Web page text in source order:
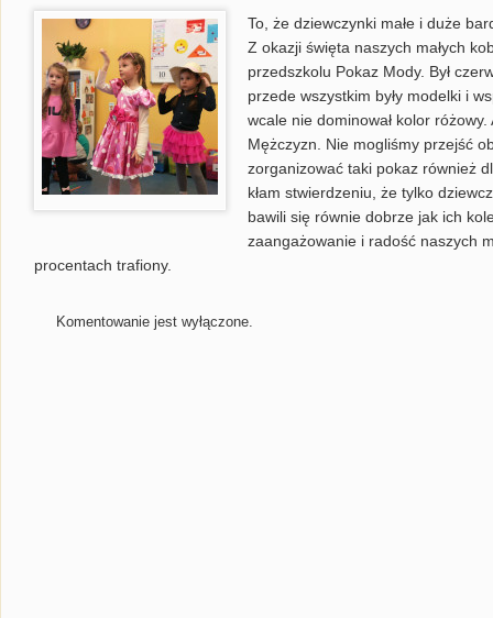
To, że dziewczynki małe i duże
Z okazji święta naszych małych
przedszkolu Pokaz Mody. Był
przede wszystkim były modelki i
wcale nie dominował kolor
Mężczyzn. Nie mogliśmy przejść
zorganizować taki pokaz również
kłam stwierdzeniu, że tylko
bawili się równie dobrze jak ich
zaangażowanie i radość naszych
procentach trafiony.
Komentowanie jest wyłączone.